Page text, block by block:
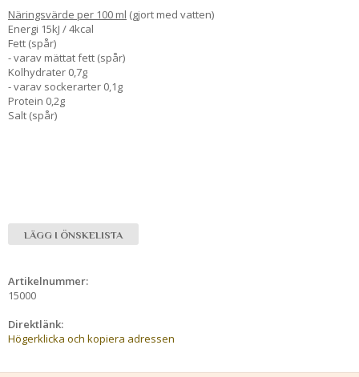
Näringsvärde per 100 ml (gjort med vatten)
Energi 15kJ / 4kcal
Fett (spår)
- varav mättat fett (spår)
Kolhydrater 0,7g
- varav sockerarter 0,1g
Protein 0,2g
Salt (spår)
LÄGG I ÖNSKELISTA
Artikelnummer:
15000
Direktlänk:
Högerklicka och kopiera adressen